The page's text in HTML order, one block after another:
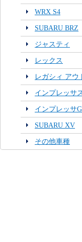
WRX S4
SUBARU BRZ
ジャスティ
レックス
レガシィ アウ
インプレッサ
インプレッサ
SUBARU XV
その他車種